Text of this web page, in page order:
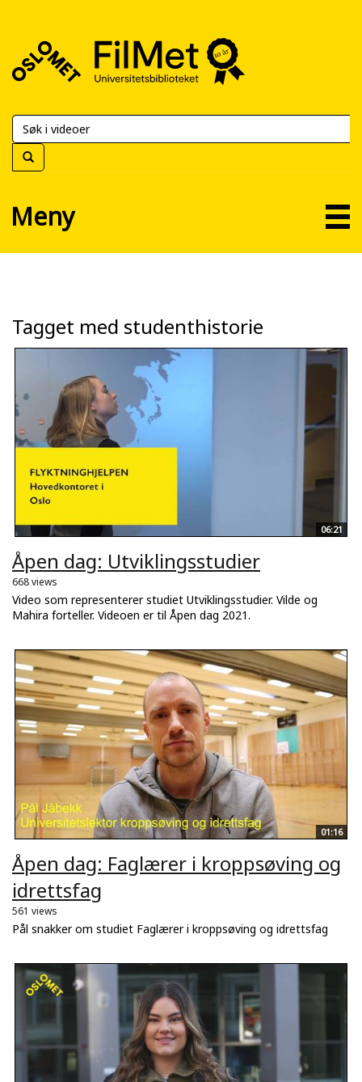
FilMet
Universitetsbiblioteket
Meny
Tagget med studenthistorie
06:21
Åpen dag: Utviklingsstudier
668 views
Video som representerer studiet Utviklingsstudier. Vilde og
Mahira forteller. Videoen er til Åpen dag 2021.
01:16
Åpen dag: Faglærer i kroppsøving og
idrettsfag
561 views
Pål snakker om studiet Faglærer i kroppsøving og idrettsfag